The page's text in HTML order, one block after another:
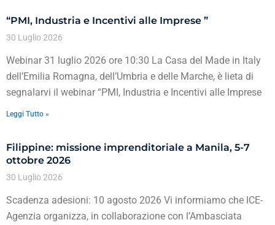
“PMI, Industria e Incentivi alle Imprese ”
30 Luglio 2026
Webinar 31 luglio 2026 ore 10:30 La Casa del Made in Italy
dell’Emilia Romagna, dell’Umbria e delle Marche, è lieta di
segnalarvi il webinar “PMI, Industria e Incentivi alle Imprese
Leggi Tutto »
Filippine: missione imprenditoriale a Manila, 5-7
ottobre 2026
30 Luglio 2026
Scadenza adesioni: 10 agosto 2026 Vi informiamo che ICE-
Agenzia organizza, in collaborazione con l’Ambasciata